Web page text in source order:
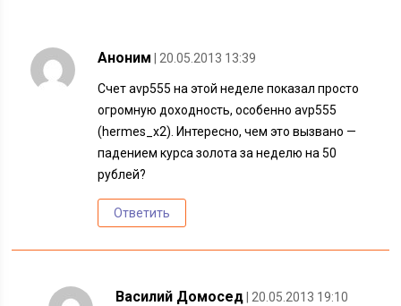
Аноним | 20.05.2013 13:39
Счет avp555 на этой неделе показал просто
огромную доходность, особенно avp555
(hermes_x2). Интересно, чем это вызвано —
падением курса золота за неделю на 50
рублей?
Ответить
Василий Домосед | 20.05.2013 19:10